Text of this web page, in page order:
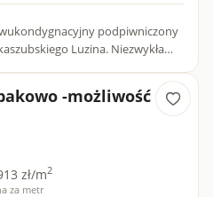
podpiwniczony
Luzina. Niezwykła
-możliwość
zł/m2
za metr